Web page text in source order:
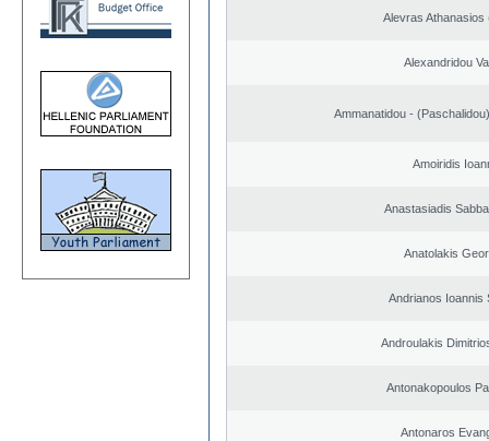
Alevras Athanasios
Alexandridou
Ammanatidou -
Amoiridis
Anastasiadis
Anatolakis
Andrianos Ioannis
Androulakis
Antonakopoulos
Antonaros